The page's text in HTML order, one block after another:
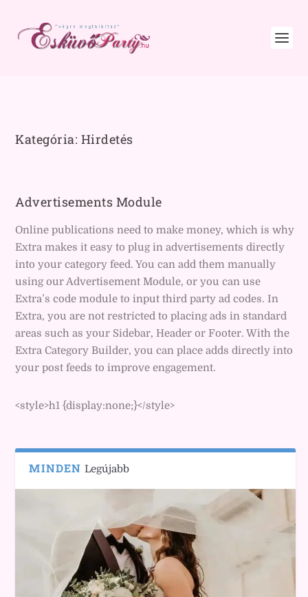
Kategória: Hirdetés
Advertisements Module
Online publications need to make money, which is why
Extra makes it easy to plug in advertisements directly
into your category feed. You can add them manually
using our Advertisement Module, or you can use
Extra’s code module to input third party ad codes. In
Extra, you are not restricted to placing ads in standard
areas such as your Sidebar, Header or Footer. With the
Extra Category Builder, you can place adds directly into
your post feeds to improve engagement.
<style>h1 {display:none;}</style>
MINDEN Legújabb